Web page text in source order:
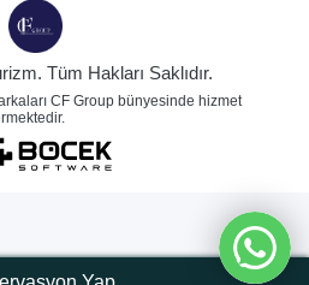
Tüm Hakları Saklıdır.
CF Group bünyesinde hizmet